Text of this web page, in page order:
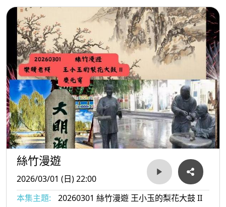
「女神節」，也延伸為「全國婦女歷史月」。因此，
【絲竹漫遊】特別推出【聽見繆斯】系列，策劃四集
與女性相關的音樂。
絲竹漫遊
2026/03/01 (日) 22:00
本集主題:
20260301 絲竹漫遊 王小玉的梨花大鼓 II